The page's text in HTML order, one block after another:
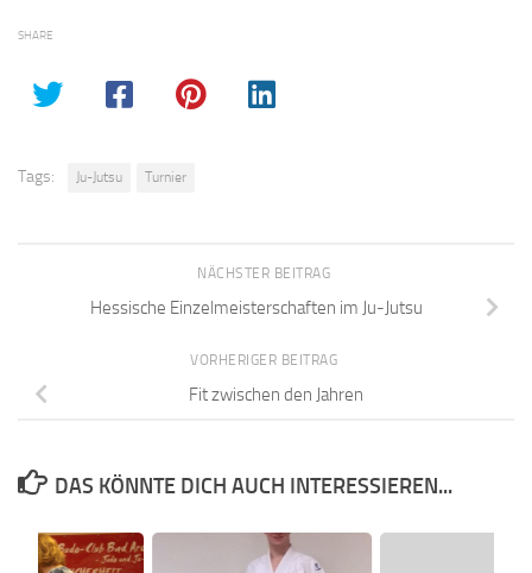
SHARE
Tags: Ju-Jutsu Turnier
NÄCHSTER BEITRAG
Hessische Einzelmeisterschaften im Ju-Jutsu
VORHERIGER BEITRAG
Fit zwischen den Jahren
DAS KÖNNTE DICH AUCH INTERESSIEREN...